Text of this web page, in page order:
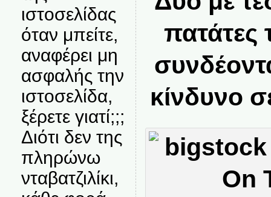
ιστοσελίδας
όταν μπείτε,
αναφέρει μη
ασφαλής την
ιστοσελίδα,
ξέρετε γιατί;;;
Διότι δεν της
πληρώνω
νταβατζιλίκι,
πατάτες
κίνδυνο